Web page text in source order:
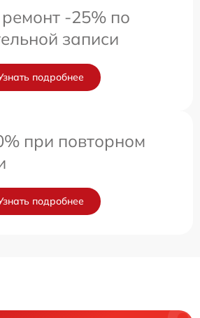
-25% по
записи
подробнее
при повторном
подробнее